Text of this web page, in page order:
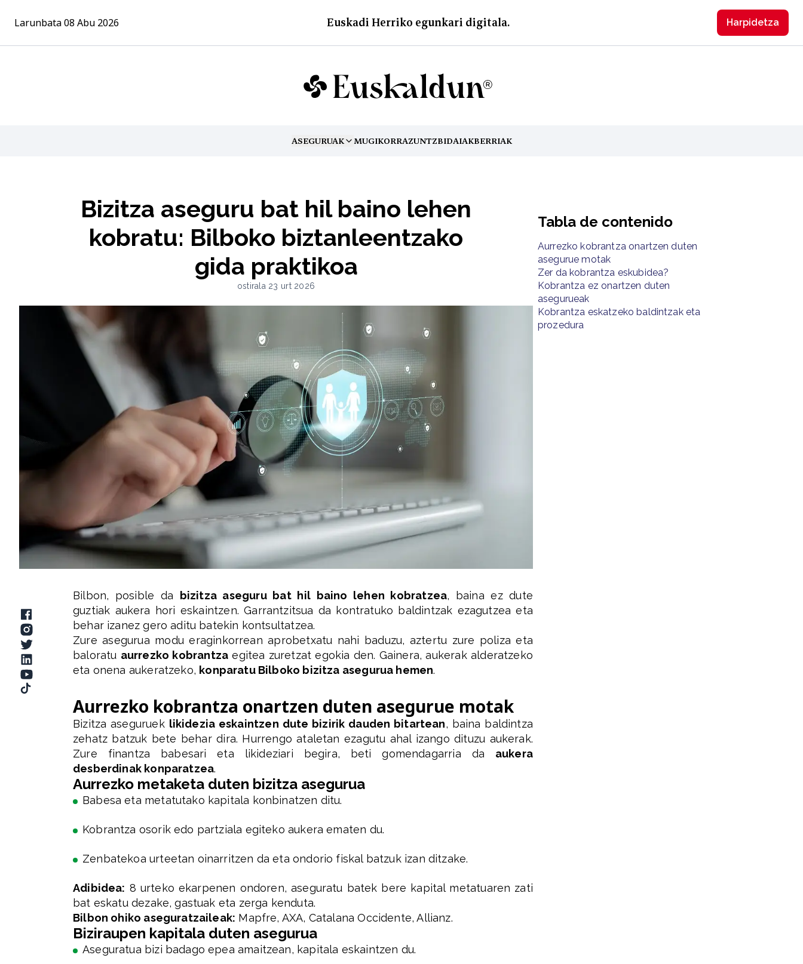
Larunbata 08 Abu 2026 Euskadi Herriko egunkari digitala. Harpidetzа
ASEGURUAK
TOGGLE MENUMUGIKORRAZUNTZBIDAIAKBERRIAK
Bizitza aseguru bat hil baino lehen
kobratu: Bilboko biztanleentzako
gida praktikoa
ostirala 23 urt 2026
Bilbon, posible da bizitza aseguru bat hil baino lehen kobratzea, baina ez dute
guztiak aukera hori eskaintzen. Garrantzitsua da kontratuko baldintzak ezagutzea eta
behar izanez gero aditu batekin kontsultatzea.
Zure asegurua modu eraginkorrean aprobetxatu nahi baduzu, aztertu zure poliza eta
baloratu aurrezko kobrantza egitea zuretzat egokia den. Gainera, aukerak alderatzeko
eta onena aukeratzeko, konparatu Bilboko bizitza asegurua hemen.
Aurrezko kobrantza onartzen duten asegurue motak
Bizitza aseguruek likidezia eskaintzen dute bizirik dauden bitartean, baina baldintza
zehatz batzuk bete behar dira. Hurrengo ataletan ezagutu ahal izango dituzu aukerak.
Zure finantza babesari eta likideziari begira, beti gomendagarria da aukera
desberdinak konparatzea.
Aurrezko metaketa duten bizitza asegurua
Babesa eta metatutako kapitala konbinatzen ditu.
Kobrantza osorik edo partziala egiteko aukera ematen du.
Zenbatekoa urteetan oinarritzen da eta ondorio fiskal batzuk izan ditzake.
Adibidea: 8 urteko ekarpenen ondoren, aseguratu batek bere kapital metatuaren zati
bat eskatu dezake, gastuak eta zerga kenduta.
Bilbon ohiko aseguratzaileak: Mapfre, AXA, Catalana Occidente, Allianz.
Biziraupen kapitala duten asegurua
Aseguratua bizi badago epea amaitzean, kapitala eskaintzen du.
Tabla de contenido
Aurrezko kobrantza onartzen duten
asegurue motak
Zer da kobrantza eskubidea?
Kobrantza ez onartzen duten
asegurueak
Kobrantza eskatzeko baldintzak eta
prozedura